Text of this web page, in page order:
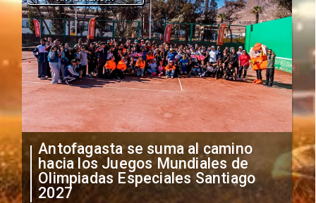
"Falta de profesionalismo": Sifup
anuncia medidas por situación
irregular de futbolistas
extranjeros